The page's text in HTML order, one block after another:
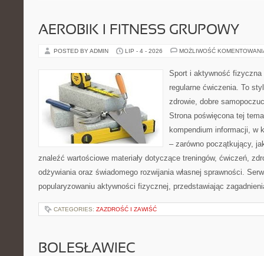
AEROBIK I FITNESS GRUPOWY
POSTED BY ADMIN LIP - 4 - 2026 MOŻLIWOŚĆ
Sport i aktywność
regularne ćwiczenia. To
zdrowie, dobre
Strona poświęcona tej
kompendium informacji, w
– zarówno początkujący,
znaleźć wartościowe materiały dotyczące treningów, ćwiczeń,
odżywiania oraz świadomego rozwijania własnej sprawności.
popularyzowaniu aktywności fizycznej, przedstawiając
CATEGORIES: ZAZDROŚĆ I ZAWIŚĆ
BOLESŁAWIEC